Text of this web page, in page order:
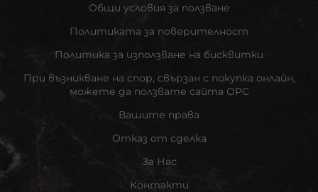
Общи условия за ползване
Политиката за поверителност
Политика за използване на бисквитки
При възникване на спор, свързан с покупка онлайн,
можете да ползвате сайта ОРС
Вашите права
Отказ от сделка
За Нас
Контакти